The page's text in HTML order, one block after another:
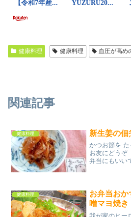
健康料理 健康料理 血圧が高め
関連記事
健康料理 新生姜の佃
かつお節を
お友にどうぞ
弁当にもいい
健康料理
お弁当お
噌マヨ焼き